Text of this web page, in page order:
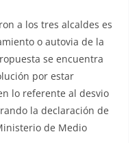
a los tres alcaldes es
o autovia de la
se encuentra
por estar
lo referente al desvio
la declaración de
de Medio